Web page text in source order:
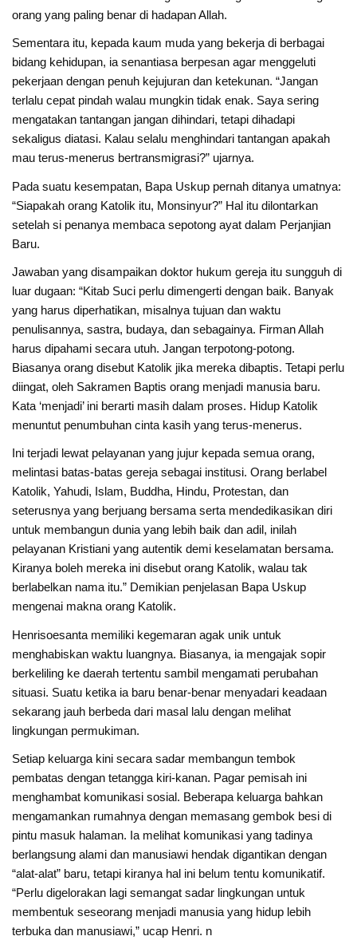
orang yang paling benar di hadapan Allah.
Sementara itu, kepada kaum muda yang bekerja di berbagai
bidang kehidupan, ia senantiasa berpesan agar menggeluti
pekerjaan dengan penuh kejujuran dan ketekunan. “Jangan
terlalu cepat pindah walau mungkin tidak enak. Saya sering
mengatakan tantangan jangan dihindari, tetapi dihadapi
sekaligus diatasi. Kalau selalu menghindari tantangan apakah
mau terus-menerus bertransmigrasi?” ujarnya.
Pada suatu kesempatan, Bapa Uskup pernah ditanya umatnya:
“Siapakah orang Katolik itu, Monsinyur?” Hal itu dilontarkan
setelah si penanya membaca sepotong ayat dalam Perjanjian
Baru.
Jawaban yang disampaikan doktor hukum gereja itu sungguh di
luar dugaan: “Kitab Suci perlu dimengerti dengan baik. Banyak
yang harus diperhatikan, misalnya tujuan dan waktu
penulisannya, sastra, budaya, dan sebagainya. Firman Allah
harus dipahami secara utuh. Jangan terpotong-potong.
Biasanya orang disebut Katolik jika mereka dibaptis. Tetapi perlu
diingat, oleh Sakramen Baptis orang menjadi manusia baru.
Kata ‘menjadi’ ini berarti masih dalam proses. Hidup Katolik
menuntut penumbuhan cinta kasih yang terus-menerus.
Ini terjadi lewat pelayanan yang jujur kepada semua orang,
melintasi batas-batas gereja sebagai institusi. Orang berlabel
Katolik, Yahudi, Islam, Buddha, Hindu, Protestan, dan
seterusnya yang berjuang bersama serta mendedikasikan diri
untuk membangun dunia yang lebih baik dan adil, inilah
pelayanan Kristiani yang autentik demi keselamatan bersama.
Kiranya boleh mereka ini disebut orang Katolik, walau tak
berlabelkan nama itu.” Demikian penjelasan Bapa Uskup
mengenai makna orang Katolik.
Henrisoesanta memiliki kegemaran agak unik untuk
menghabiskan waktu luangnya. Biasanya, ia mengajak sopir
berkeliling ke daerah tertentu sambil mengamati perubahan
situasi. Suatu ketika ia baru benar-benar menyadari keadaan
sekarang jauh berbeda dari masal lalu dengan melihat
lingkungan permukiman.
Setiap keluarga kini secara sadar membangun tembok
pembatas dengan tetangga kiri-kanan. Pagar pemisah ini
menghambat komunikasi sosial. Beberapa keluarga bahkan
mengamankan rumahnya dengan memasang gembok besi di
pintu masuk halaman. Ia melihat komunikasi yang tadinya
berlangsung alami dan manusiawi hendak digantikan dengan
“alat-alat” baru, tetapi kiranya hal ini belum tentu komunikatif.
“Perlu digelorakan lagi semangat sadar lingkungan untuk
membentuk seseorang menjadi manusia yang hidup lebih
terbuka dan manusiawi,” ucap Henri. n